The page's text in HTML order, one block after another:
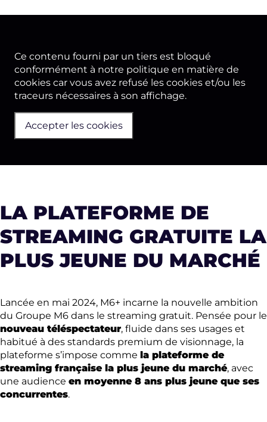
Ce contenu fourni par un tiers est bloqué
conformément à notre politique en matière de
cookies car vous avez refusé les cookies et/ou les
traceurs nécessaires à son affichage.
Accepter les cookies
LA PLATEFORME DE
STREAMING GRATUITE LA
PLUS JEUNE DU MARCHÉ
Lancée en mai 2024, M6+ incarne la nouvelle ambition
du Groupe M6 dans le streaming gratuit. Pensée pour le
nouveau téléspectateur, fluide dans ses usages et
habitué à des standards premium de visionnage, la
plateforme s’impose comme la plateforme de
streaming française la plus jeune du marché, avec
une audience en moyenne 8 ans plus jeune que ses
concurrentes.